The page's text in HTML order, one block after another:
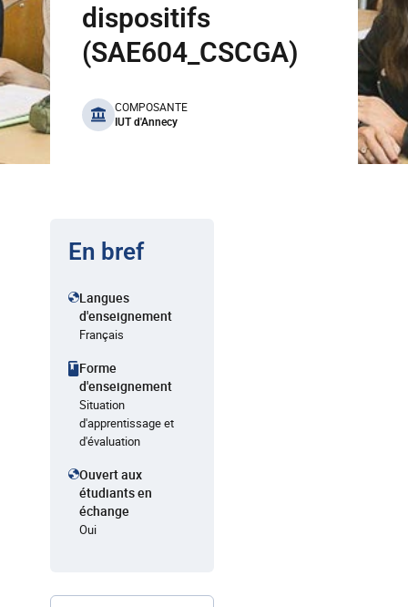
dispositifs
(SAE604_CSCGA)
benefits
COMPOSANTE
IUT d'Annecy
En bref
Langues
d'enseignement
Français
Forme
d'enseignement
Situation
d'apprentissage et
d'évaluation
Ouvert aux
étudiants en
échange
Oui